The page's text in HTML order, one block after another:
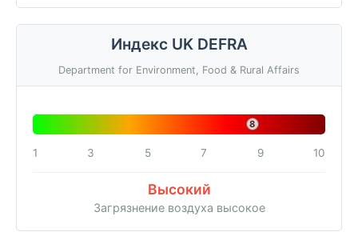
Индекс UK DEFRA
Department for Environment, Food & Rural Affairs
8
1 3 5 7 9 10
Высокий
Загрязнение воздуха высокое